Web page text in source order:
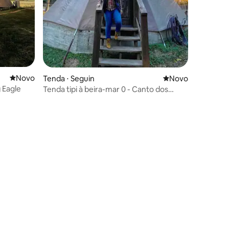
Novo lugar para ficar
Novo
Tenda ⋅ Seguin Novo lugar para
Novo
Tenda tipi à beira-mar 0 - Canto dos